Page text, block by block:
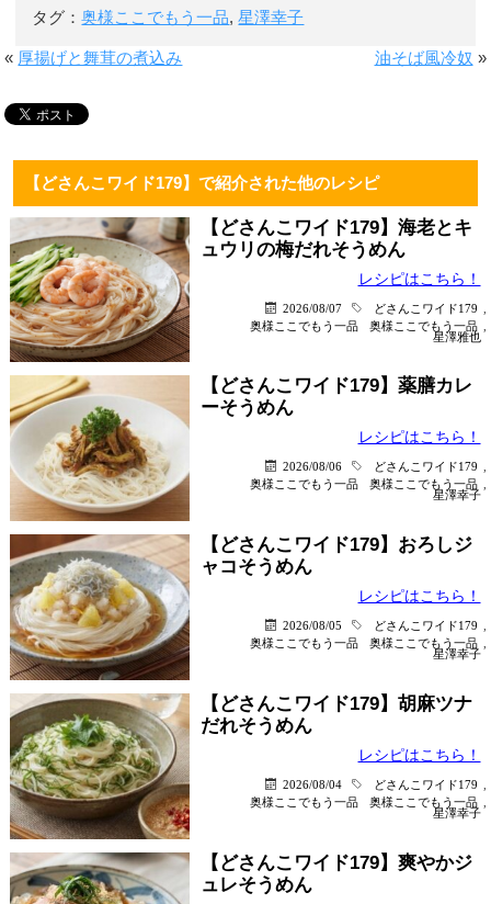
タグ：奥様ここでもう一品,星澤幸子
« 厚揚げと舞茸の煮込み 油そば風冷奴 »
【どさんこワイド179】で紹介された他のレシピ
【どさんこワイド179】海老とキ
ュウリの梅だれそうめん
レシピはこちら！
2026/08/07 どさんこワイド179
奥様ここでもう一品
奥様ここでもう一品
星澤雅也
【どさんこワイド179】薬膳カレ
ーそうめん
レシピはこちら！
2026/08/06 どさんこワイド179
奥様ここでもう一品
奥様ここでもう一品
星澤幸子
【どさんこワイド179】おろしジ
ャコそうめん
レシピはこちら！
2026/08/05 どさんこワイド179
奥様ここでもう一品
奥様ここでもう一品
星澤幸子
【どさんこワイド179】胡麻ツナ
だれそうめん
レシピはこちら！
2026/08/04 どさんこワイド179
奥様ここでもう一品
奥様ここでもう一品
星澤幸子
【どさんこワイド179】爽やかジ
ュレそうめん